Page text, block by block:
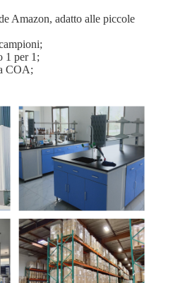
Amazon, adatto alle piccole
1 per 1;
COA;